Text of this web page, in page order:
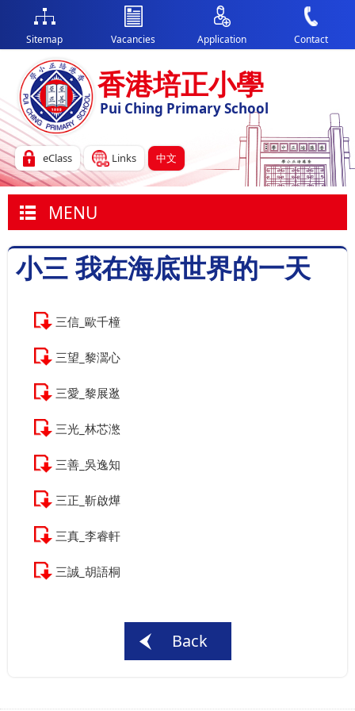
香港培正小學
Pui Ching Primary School
eClass Links 中文
Sitemap Vacancies Application Contact
MENU
小三 我在海底世界的一天
三信_歐千橦
三望_黎瀥心
三愛_黎展逖
三光_林芯滺
三善_吳逸知
三正_靳啟燁
三真_李睿軒
三誠_胡語桐
Back